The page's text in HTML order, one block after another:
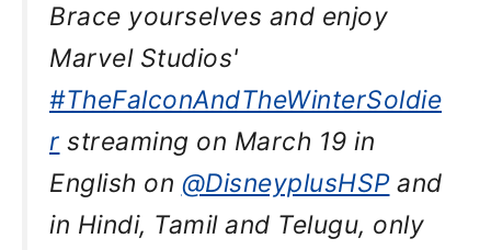
Brace yourselves and enjoy
Marvel Studios'
#TheFalconAndTheWinterSoldie
r streaming on March 19 in
English on @DisneyplusHSP and
in Hindi, Tamil and Telugu, only